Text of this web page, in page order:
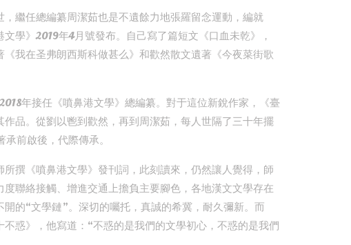
繼任總編纂周潔茹也是不遺餘力地張羅留念運動，編就
學》2019年4月號發布。自己寫了篇短文《口血未乾》，
我在圣弗朗西斯科做甚么》和歡然散文遺著《今夜菜街歌
年接任《噴鼻港文學》總編纂。對于這位新銳作家，《臺
品。從劉以鬯到歡然，再到周潔茹，每人世隔了三十年擺
前啟後，代際傳承。
撰《噴鼻港文學》發刊詞，此刻讀來，仍然讓人覺得，師
聯絡接觸、增進交通上擔負主要腳色，各地漢文文學存在
的“文學鏈”。深切的囑托，真誠的希冀，耐久彌新。而
惑》，他寫道：“不惑的是我們的文學初心，不惑的是我們